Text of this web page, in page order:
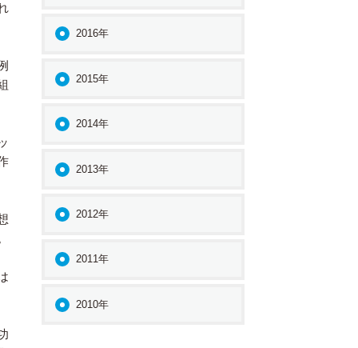
2016年
2015年
2014年
2013年
2012年
2011年
2010年